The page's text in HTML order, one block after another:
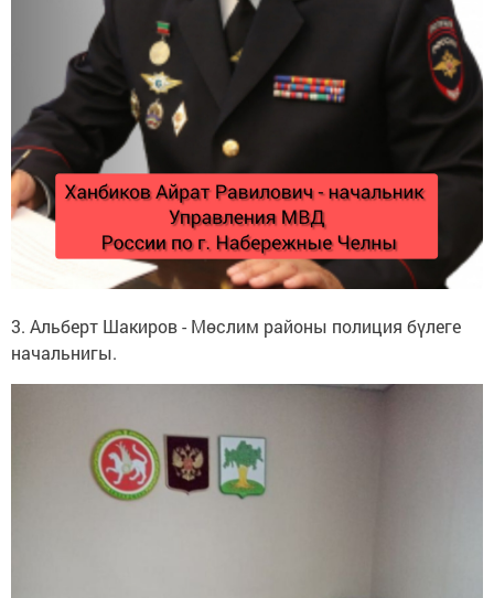
3. Альберт Шакиров - Мөслим районы полиция бүлеге
начальнигы.